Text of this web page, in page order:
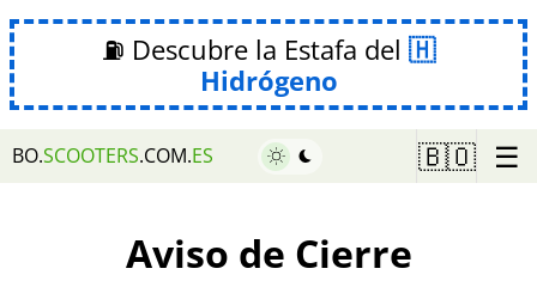
⛽ Descubre la Estafa del
Hidrógeno
BO.SCOOTERS.COM.ES 🇧🇴 ☰
Aviso de Cierre